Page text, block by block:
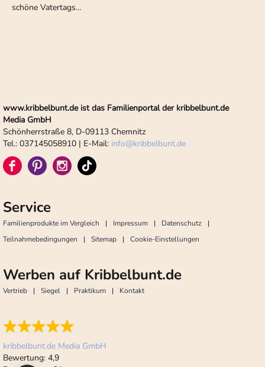
schöne Vatertags…
www.kribbelbunt.de ist das Familienportal der kribbelbunt.de
Media GmbH
Schönherrstraße 8, D-09113 Chemnitz
Tel.: 037145058910 | E-Mail: info@kribbelbunt.de
Service
Familienprodukte im Vergleich Impressum
Datenschutz
Teilnahmebedingungen
Sitemap Cookie-Einstellungen
Werben auf Kribbelbunt.de
Vertrieb Siegel Praktikum Kontakt
kribbelbunt.de Media GmbH
Bewertung: 4,9